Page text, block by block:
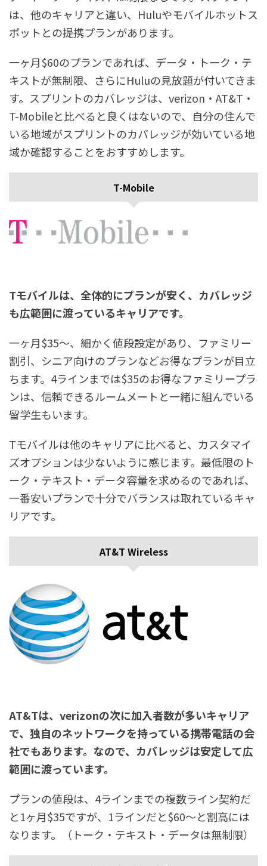
は、他のキャリアと違い、Huluやモバイルホットス
ポットとの提携プランがあります。
一ヶ月$60のプランであれば、データ・トーク・テ
キストが無制限、さらにHuluの見放題が付いてきま
す。スプリントのカバレッジは、verizon・AT&T・
T-Mobileと比べると良くはないので、自分の住んで
いる地域がスプリントのカバレッジが効いている地
域か確認することをおすすめします。
T-Mobile
Tモバイルは、全体的にプランが安く、カバレッジ
も広範囲に渡っているキャリアです。
一ヶ月$35〜、細かく値段設定があり、ファミリー
割引、シニア向けのプランなどお得なプランが目立
ちます。4ラインまでは$35のお得なファミリープラ
ンは、信頼できるルームメートと一緒に組んでいる
留学生もいます。
Tモバイルは他のキャリアに比べると、カスタマイ
ズオプションは少ないように感じます。最低限のト
ーク・テキスト・データ容量を求めるのであれば、
一番安いプランで十分でバランスは取れているキャ
リアです。
AT&T Wireless
AT&Tは、verizonの次に加入者数が多いキャリア
で、独自のネットワークを持っている携帯電話の会
社でもあります。なので、カバレッジは安定して広
範囲に渡っています。
プランの値段は、4ラインまでの複数ライン契約だ
と1ヶ月$35ですが、1ラインだと$60〜と割高には
なります。（トーク・テキスト・データは無制限）